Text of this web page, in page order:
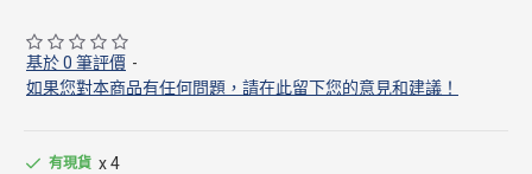
基於 0 筆評價 -
如果您對本商品有任何問題，請在此留下您的意見和建議！
有現貨 x 4